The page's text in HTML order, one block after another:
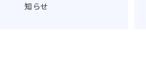
知らせ